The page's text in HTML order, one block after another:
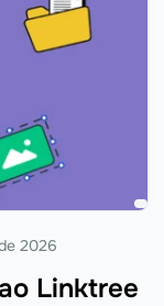
Linktree
2026